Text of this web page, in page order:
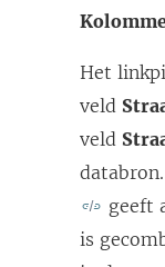
Het
veld
veld
geeft
is